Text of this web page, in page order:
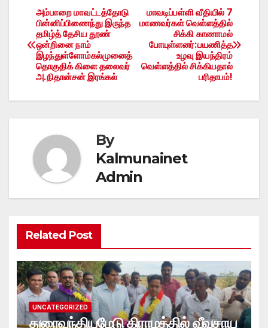
Post
navigation
மாவடிப்பள்ளி வீதியில் 7
மாணவர்கள் வெள்ளத்தில்
சிக்கி காணாமல்
போயுள்ளனர்:பயணித்த
உழவு இயந்திரம்
வெள்ளத்தில் சிக்கியதால்
பரிதாபம்!
அம்பாறை மாவட்டத்தோடு
பின்னிப்பிணைந்து இருந்த
தமிழ்த் தேசிய தூண்
ஒன்றினை நாம்
இழந்துள்ளோம்கல்முனைத்
தொகுதிக் கிளை தலைவர்
அ.நிதான்சன் இரங்கல்
By
Kalmunainet
Admin
Related Post
UNCATEGORIZED
துரைவந்தியமேடு கிராமத்தில் வீவசாய